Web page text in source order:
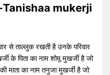
-Tanishaa mukerji
से ताल्लुक रखती है उनके परिवार
के पिता का नाम शोमू मुखर्जी है जो
माता का नाम तनुजा मुखर्जी है जो